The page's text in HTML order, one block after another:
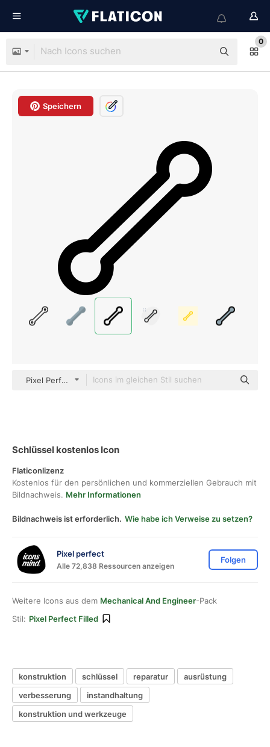
0
Speichern
Pixel Perfect Filled
Schlüssel kostenlos Icon
Flaticonlizenz
Kostenlos für den persönlichen und kommerziellen Gebrauch mit
Bildnachweis. Mehr Informationen
Bildnachweis ist erforderlich. Wie habe ich Verweise zu setzen?
Pixel perfect
Alle 72,838 Ressourcen anzeigen
Folgen
Weitere Icons aus dem Mechanical And Engineer-Pack
Stil: Pixel Perfect Filled
konstruktion schlüssel reparatur
ausrüstung
verbesserung
instandhaltung
konstruktion und werkzeuge